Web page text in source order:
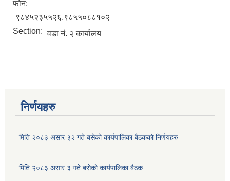
फोन:
९८४५२३५५२६,९८५५०८८१०२
Section: वडा नं. २ कार्यालय
निर्णयहरु
मिति २०८३ असार ३२ गते बसेको कार्यपालिका बैठकको निर्णयहरु
मिति २०८३ असार ३ गते बसेको कार्यपालिका बैठक